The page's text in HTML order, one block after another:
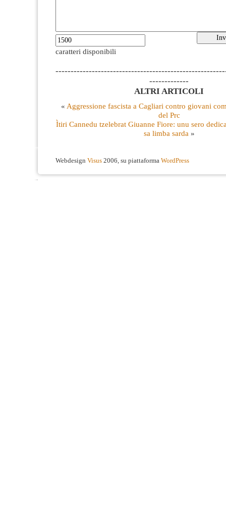
caratteri disponibili
-------------
ALTRI ARTICOLI
« Aggressione fascista a Cagliari contro giovani
del Prc
Ìtiri Cannedu tzelebrat Giuanne Fiore: unu sero
sa limba sarda»
Webdesign Visus 2006, su piattaforma WordPress